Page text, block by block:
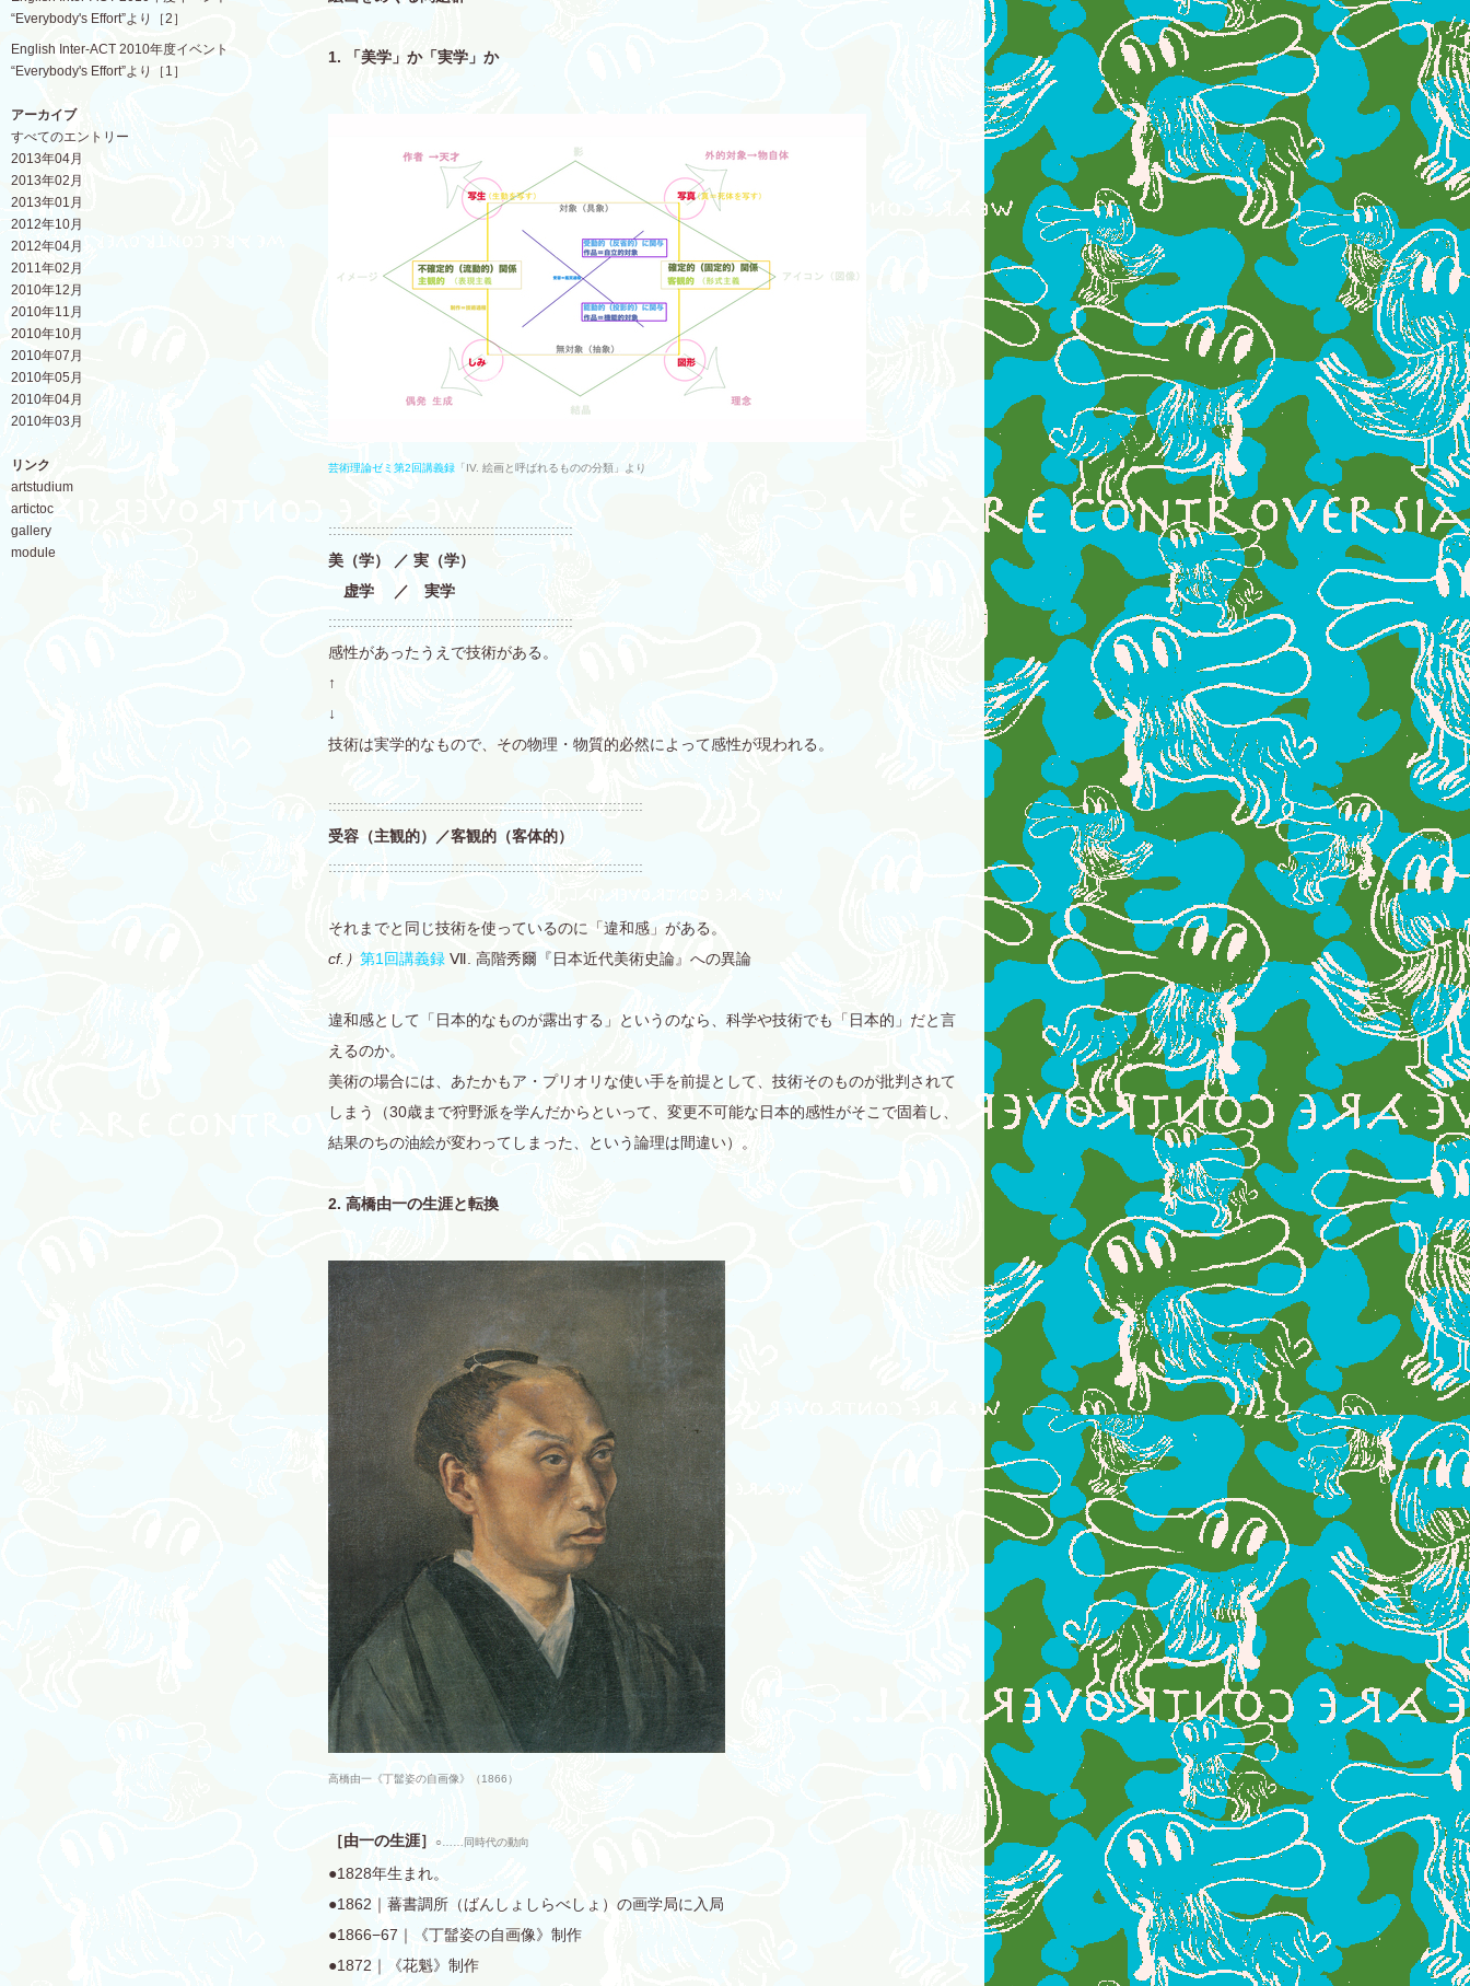
“Everybody's Effort”より［2］
English Inter-ACT 2010年度イベント
“Everybody's Effort”より［1］
アーカイブ
すべてのエントリー
2013年04月
2013年02月
2013年01月
2012年10月
2012年04月
2011年02月
2010年12月
2010年11月
2010年10月
2010年07月
2010年05月
2010年04月
2010年03月
リンク
artstudium
artictoc
gallery
module
1. 「美学」か「実学」か
芸術理論ゼミ第2回講義録 「IV. 絵画と呼ばれるものの分類」より
::::::::::::::::::::::::::::::::::::::::::::::::::::::::
美（学） ／ 実（学）
虚学 ／ 実学
::::::::::::::::::::::::::::::::::::::::::::::::::::::::
感性があったうえで技術がある。
↑
↓
技術は実学的なもので、その物理・物質的必然によって感性が現われる。
::::::::::::::::::::::::::::::::::::::::::::::::::::::::::::::::::::::::
受容（主観的）／客観的（客体的）
::::::::::::::::::::::::::::::::::::::::::::::::::::::::::::::::::::::::
それまでと同じ技術を使っているのに「違和感」がある。
cf.） 第1回講義録 Ⅶ. 高階秀爾『日本近代美術史論』への異論
違和感として「日本的なものが露出する」というのなら、科学や技術でも「日本的」だと言
えるのか。
美術の場合には、あたかもア・プリオリな使い手を前提として、技術そのものが批判されて
しまう（30歳まで狩野派を学んだからといって、変更不可能な日本的感性がそこで固着し、
結果のちの油絵が変わってしまった、という論理は間違い）。
2. 高橋由一の生涯と転換
高橋由一《丁髷姿の自画像》（1866）
［由一の生涯］ ○……同時代の動向
●1828年生まれ。
●1862｜蕃書調所（ばんしょしらべしょ）の画学局に入局
●1866−67｜《丁髷姿の自画像》制作
●1872｜《花魁》制作